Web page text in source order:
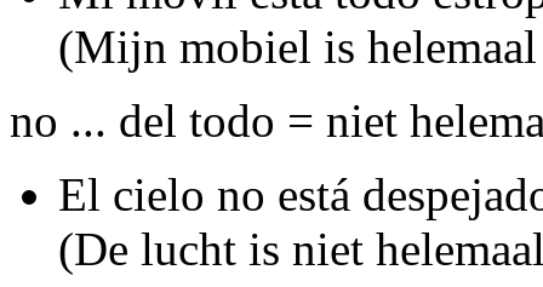
(Mijn mobiel is
no ... del todo = niet
El cielo no está
(De lucht is niet